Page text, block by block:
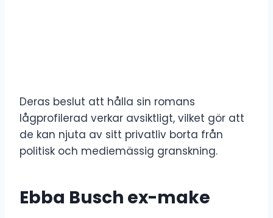
Deras beslut att hålla sin romans
lågprofilerad verkar avsiktligt, vilket gör att
de kan njuta av sitt privatliv borta från
politisk och mediemässig granskning.
Ebba Busch ex-make